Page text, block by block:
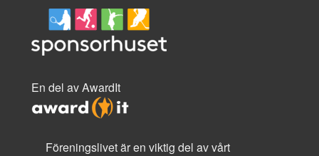
En del av AwardIt
Föreningslivet är en viktig del av vårt